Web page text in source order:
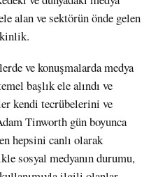
alan ve sektörün önde gelen
ve konuşmalarda medya
başlık ele alındı ve
kendi tecrübelerini ve
Tinworth gün boyunca
hepsini canlı olarak
sosyal medyanın durumu,